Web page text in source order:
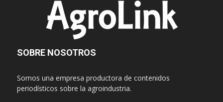
SOBRE NOSOTROS
Somos una empresa productora de contenidos
periodísticos sobre la agroindustria.